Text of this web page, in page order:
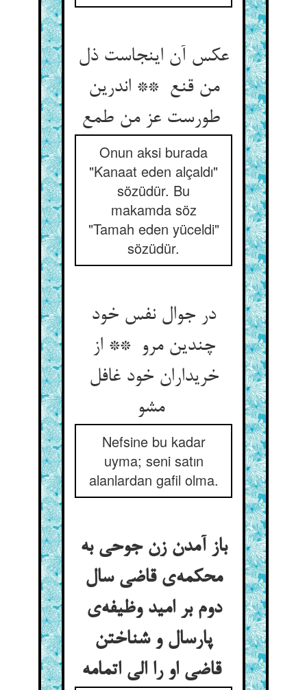
عکس آن اینجاست ذل
من قنع ** اندرین
Onun aksi burada
"Kanaat eden alçaldı"
sözüdür. Bu
makamda söz
"Tamah eden yüceldi"
sözüdür.
در جوال نفس خود
چندین مرو ** از
خریداران خود غافل
مشو
Nefsine bu kadar
uyma; seni satın
alanlardan gafil olma.
باز آمدن زن جوحی به
محکمه‌ی قاضی سال
دوم بر امید وظیفه‌ی
پارسال و شناختن
قاضی او را الی اتمامه